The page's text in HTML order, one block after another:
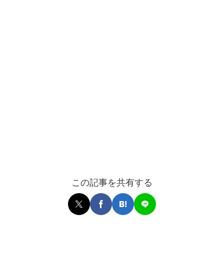
この記事を共有する